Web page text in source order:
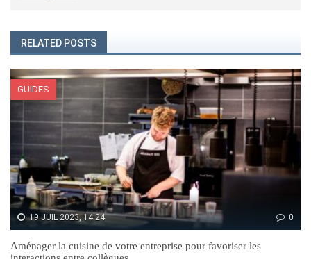
RELATED POSTS
GUIDES
19 JUIL 2023, 14:24 0
Aménager la cuisine de votre entreprise pour favoriser les